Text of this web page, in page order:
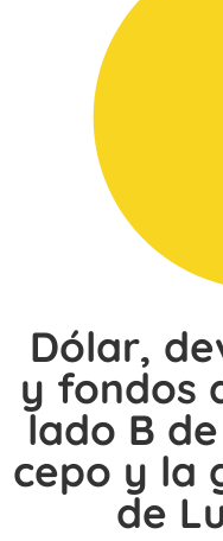
Dólar,
y fondos
lado B
cepo y la
de